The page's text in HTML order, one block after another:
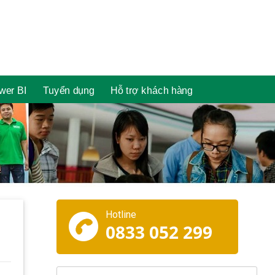
BI Tuyển dụng Hỗ trợ khách hàng
Hotline
0833 052 299